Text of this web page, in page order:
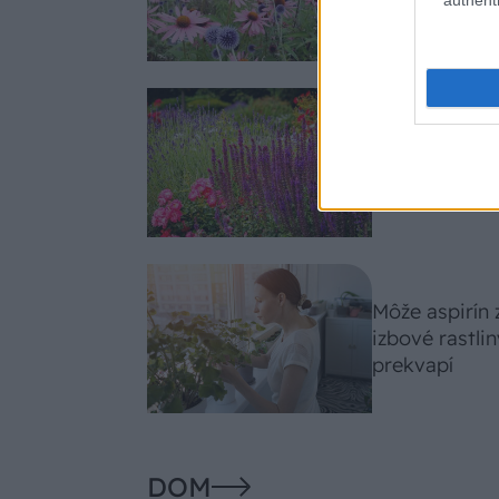
slnko svieti
fialových
Môže
izbové
prekvapí
DOM